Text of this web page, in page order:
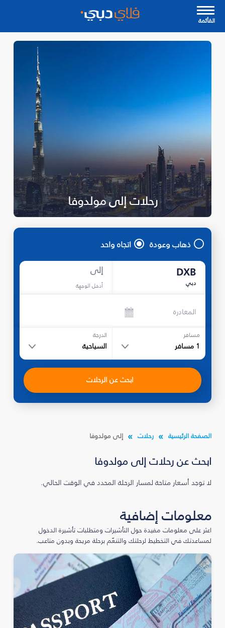
القأئمة
رحلات إلى مولدوفا
ذهاب وعودة اتجاه واحد
DXB
دبي
إلى
أدخل الوجهة
المغادرة
مسافر
1 مسافر
الدرجة
السياحية
ابحث عن الرحلات
الصفحة الرئيسية رحلات إلى مولدوفا
ابحث عن رحلات إلى مولدوفا
لا توجد أسعار متاحة لمسار الرحلة المحدد في الوقت الحالي.
معلومات إضافية
اعثر على معلومات مفيدة حول التأشيرات ومتطلبات تأشيرة الدخول
لمساعدتك في التخطيط لرحلتك والتنعّم برحلة مريحة وبدون متاعب.